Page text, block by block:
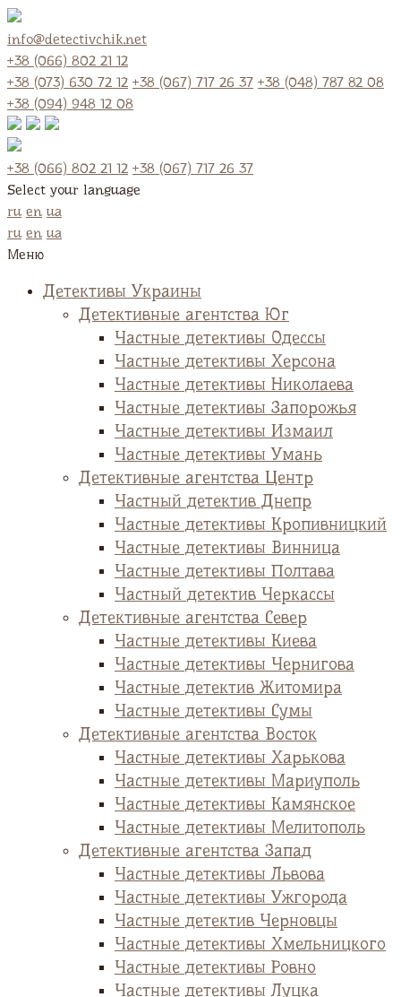
info@detectivchik.net
+38 (066) 802 21 12
+38 (073) 630 72 12 +38 (067) 717 26 37 +38 (048) 787 82 08
+38 (094) 948 12 08
+38 (066) 802 21 12 +38 (067) 717 26 37
Select your language
ru en ua
ru en ua
Меню
Детективы Украины
Детективные агентства Юг
Частные детективы Одессы
Частные детективы Херсона
Частные детективы Николаева
Частные детективы Запорожья
Частные детективы Измаил
Частные детективы Умань
Детективные агентства Центр
Частный детектив Днепр
Частные детективы Кропивницкий
Частные детективы Винница
Частные детективы Полтава
Частный детектив Черкассы
Детективные агентства Север
Частные детективы Киева
Частные детективы Чернигова
Частные детектив Житомира
Частные детективы Сумы
Детективные агентства Восток
Частные детективы Харькова
Частные детективы Мариуполь
Частные детективы Камянское
Частные детективы Мелитополь
Детективные агентства Запад
Частные детективы Львова
Частные детективы Ужгорода
Частные детектив Черновцы
Частные детективы Хмельницкого
Частные детективы Ровно
Частные детективы Луцка